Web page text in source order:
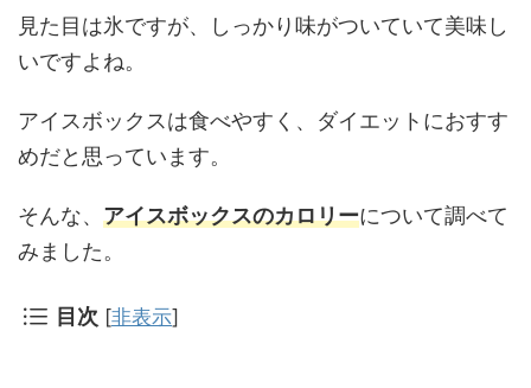
見た目は氷ですが、しっかり味がついていて美味し
いですよね。
アイスボックスは食べやすく、ダイエットにおすす
めだと思っています。
そんな、 アイスボックスのカロリーについて調べて
みました。
目次 [非表示]